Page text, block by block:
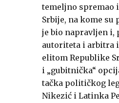
temeljno spremao
Srbije, na kome
je bio napravljen i,
autoriteta i arbitra
elitom Republike
i „gubitnička“
tačka političkog
Nikezić i Latinka